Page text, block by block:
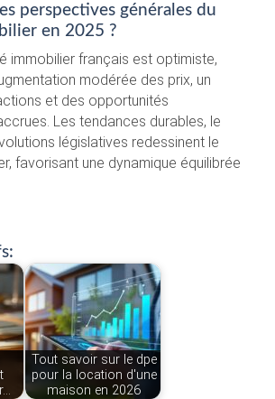
perspectives générales du
en 2025 ?
immobilier français est optimiste,
modérée des prix, un
et des opportunités
Les tendances durables, le
législatives redessinent le
favorisant une dynamique équilibrée
Tout savoir sur le dpe
pour la location d'une
maison en 2026